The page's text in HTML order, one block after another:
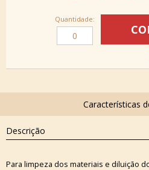
Quantidade:
Descrição
Para limpeza dos materiais e diluição